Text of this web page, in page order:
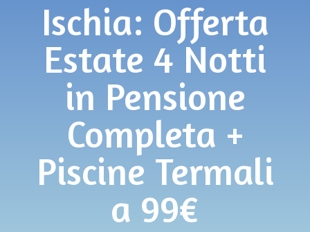
Ischia: Offerta
Estate 4 Notti
in Pensione
Completa +
Piscine Termali
a 99€